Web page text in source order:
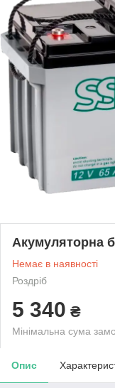
Акумуляторна
Немає в наявності
Роздріб
5 340 ₴
Мінімальна сума
Опис